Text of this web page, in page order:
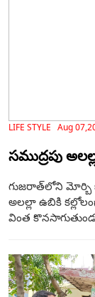
LIFE STYLE Aug
సముద్రపు
గుజరాత్‌లోని మోర్బి
అలల్లా ఉబికి
వింత